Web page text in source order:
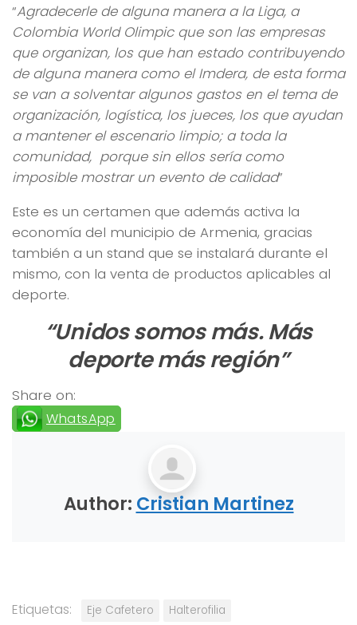
“Agradecerle de alguna manera a la Liga, a
Colombia World Olimpic que son las empresas
que organizan, los que han estado contribuyendo
de alguna manera como el Imdera, de esta forma
se van a solventar algunos gastos en el tema de
organización, logística, los jueces, los que ayudan
a mantener el escenario limpio; a toda la
comunidad, porque sin ellos sería como
imposible mostrar un evento de calidad”
Este es un certamen que además activa la
economía del municipio de Armenia, gracias
también a un stand que se instalará durante el
mismo, con la venta de productos aplicables al
deporte.
“Unidos somos más. Más
deporte más región”
Share on:
WhatsApp
Author: Cristian Martinez
Etiquetas: Eje Cafetero Halterofilia